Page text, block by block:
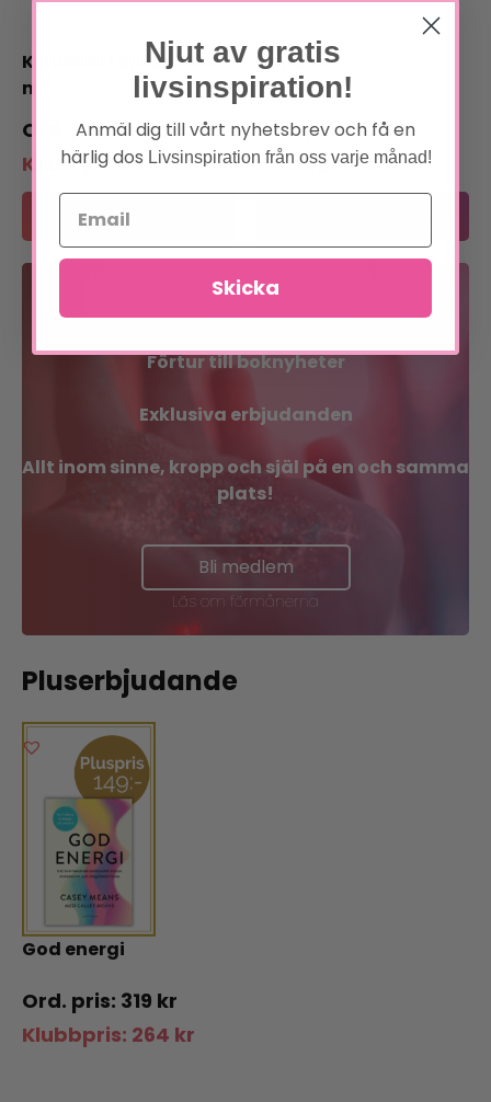
Kolloidalt Silver 1000
ml
409 kr
Klubbpris:379kr
Lägg till i varukorg
Sancho
222kr
Klubbpris:179kr
Bli medlem
Förtur till boknyheter
Exklusiva erbjudanden
Allt inom sinne, kropp och själ på en och samma
plats!
Bli medlem
Läs om förmånerna
Pluserbjudande
God energi
319 kr
Klubbpris: 264 kr
Njut av gratis
livsinspiration!
Anmäl dig till vårt nyhetsbrev och få en
härlig dos Livsinspiration från oss varje månad!
Skicka